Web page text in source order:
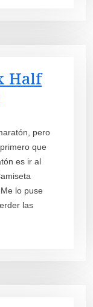
Half
pero
que
es ir al
lo puse
las